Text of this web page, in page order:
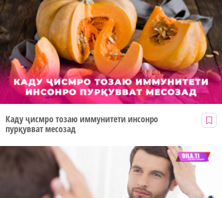
Каду ҷисмро тозаю иммунитети инсонро
пурқувват месозад